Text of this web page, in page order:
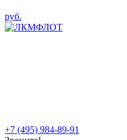
руб.
+7 (495) 984-89-91